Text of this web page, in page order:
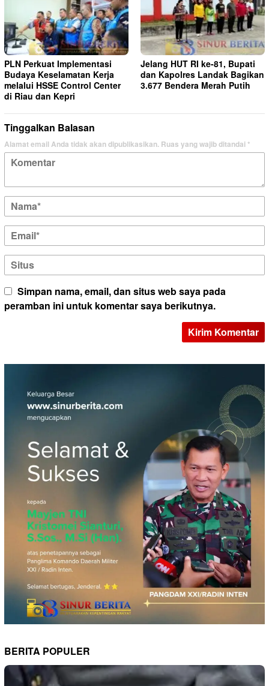
PLN Perkuat Implementasi
Budaya Keselamatan Kerja
melalui HSSE Control Center
di Riau dan Kepri
Jelang HUT RI ke-81, Bupati
dan Kapolres Landak Bagikan
3.677 Bendera Merah Putih
Tinggalkan Balasan
Alamat email Anda tidak akan dipublikasikan. Ruas yang wajib ditandai*
Simpan nama, email, dan situs web saya pada
peramban ini untuk komentar saya berikutnya.
BERITA POPULER